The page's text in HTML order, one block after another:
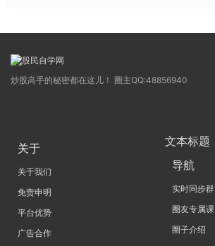
炒股高手的秘密都在这儿！ 圈主QQ:48856940
关于
关于我们
免责申明
平台优势
广告合作
文本标题
导航
实时同步群
圈友专属课
圈子介绍